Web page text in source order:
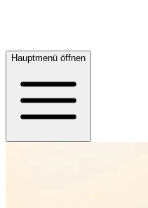
Hauptmenü öffnen